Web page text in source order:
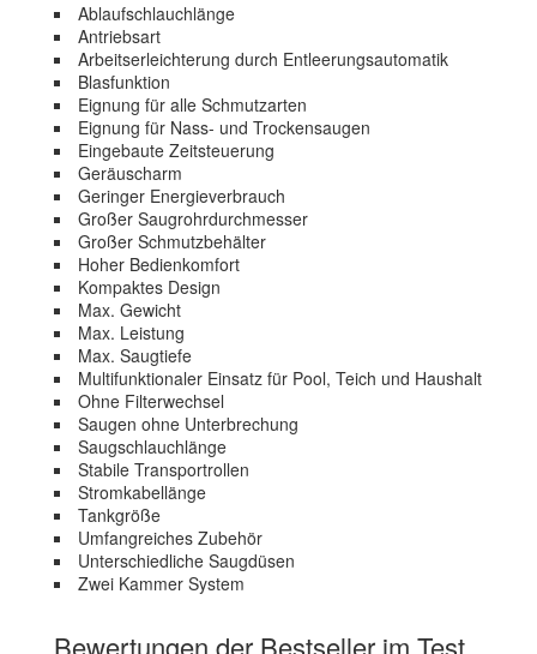
Ablaufschlauchlänge
Antriebsart
Arbeitserleichterung durch Entleerungsautomatik
Blasfunktion
Eignung für alle Schmutzarten
Eignung für Nass- und Trockensaugen
Eingebaute Zeitsteuerung
Geräuscharm
Geringer Energieverbrauch
Großer Saugrohrdurchmesser
Großer Schmutzbehälter
Hoher Bedienkomfort
Kompaktes Design
Max. Gewicht
Max. Leistung
Max. Saugtiefe
Multifunktionaler Einsatz für Pool, Teich und Haushalt
Ohne Filterwechsel
Saugen ohne Unterbrechung
Saugschlauchlänge
Stabile Transportrollen
Stromkabellänge
Tankgröße
Umfangreiches Zubehör
Unterschiedliche Saugdüsen
Zwei Kammer System
Bewertungen der Bestseller im Test